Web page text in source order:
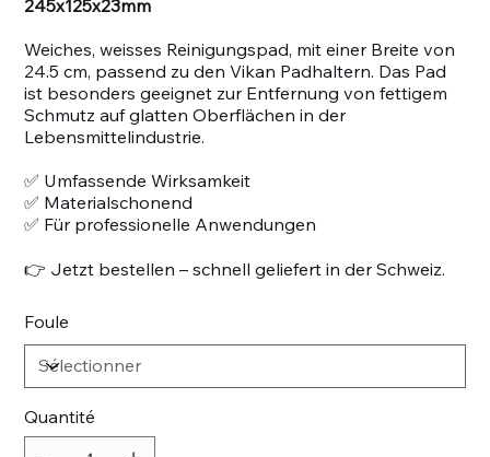
245x125x23mm
Weiches, weisses Reinigungspad, mit einer Breite von
24.5 cm, passend zu den Vikan Padhaltern. Das Pad
ist besonders geeignet zur Entfernung von fettigem
Schmutz auf glatten Oberflächen in der
Lebensmittelindustrie.
✅ Umfassende Wirksamkeit
✅ Materialschonend
✅ Für professionelle Anwendungen
👉 Jetzt bestellen – schnell geliefert in der Schweiz.
Foule
Quantité